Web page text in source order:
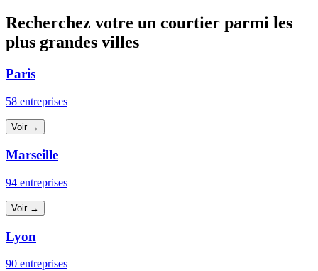
Recherchez votre un courtier parmi les
plus grandes villes
Paris
58 entreprises
Voir →
Marseille
94 entreprises
Voir →
Lyon
90 entreprises